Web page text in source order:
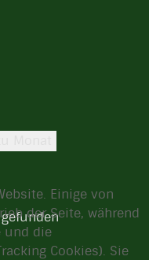
Einige von
der Seite, während
und die
Cookies). Sie